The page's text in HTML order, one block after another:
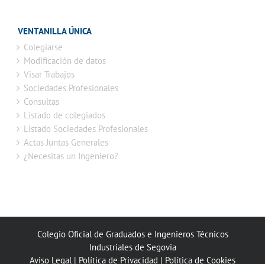
VENTANILLA ÚNICA
Colegiarse
Modificación de datos
Visar Trabajos
Sociedades Profesionales
Consultas
Listado de colegiados
Listado Sociedades Profesionales
Actas Juntas Generales
¿Necesitas un Ingeniero?
Colegio Oficial de Graduados e Ingenieros Técnicos
Industriales de Segovia
Aviso Legal | Política de Privacidad | Política de Cookies